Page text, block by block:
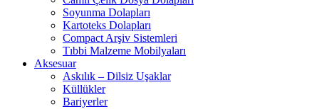
Soyunma Dolapları
Kartoteks Dolapları
Compact Arşiv Sistemleri
Tıbbi Malzeme Mobilyaları
Aksesuar
Askılık – Dilsiz Uşaklar
Küllükler
Bariyerler